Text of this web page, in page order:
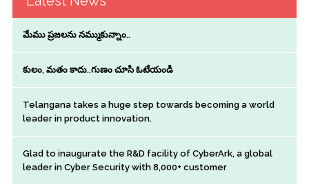
మేము ప్రజలను నమ్ముకున్నాం..
కులం, మతం కాదు..గుణం చూసి ఓటేయండి
Telangana takes a huge step towards becoming a world
leader in product innovation.
Glad to inaugurate the R&D facility of CyberArk, a global
leader in Cyber Security with 8,000+ customer